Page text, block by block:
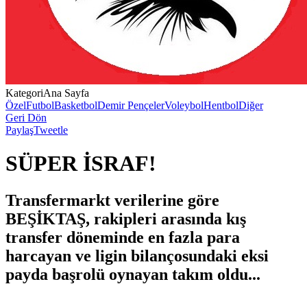
KategoriAna Sayfa
ÖzelFutbolBasketbolDemir PençelerVoleybolHentbolDiğer
Geri Dön
PaylaşTweetle
SÜPER İSRAF!
Transfermarkt verilerine göre
BEŞİKTAŞ, rakipleri arasında kış
transfer döneminde en fazla para
harcayan ve ligin bilançosundaki eksi
payda başrolü oynayan takım oldu...